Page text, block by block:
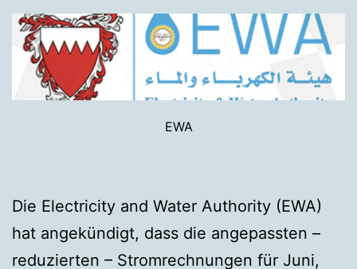
EWA
Die Electricity and Water Authority (EWA)
hat angekündigt, dass die angepassten –
reduzierten – Stromrechnungen für Juni,